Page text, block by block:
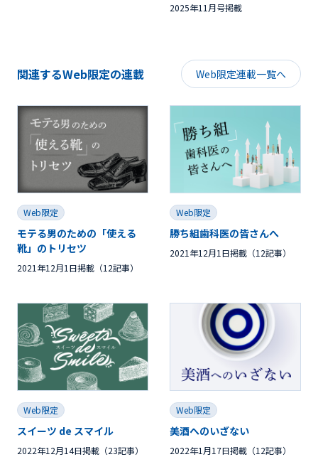
2025年11月号掲載
関連するWeb限定の連載 Web限定連載一覧へ
Web限定
モテる男のための「使える
靴」のトリセツ
2021年12月1日掲載（12記事）
Web限定
勝ち組歯科医の皆さんへ
2021年12月1日掲載（12記事）
Web限定
スイーツ de スマイル
2022年12月14日掲載（23記事）
Web限定
美酒へのいざない
2022年1月17日掲載（12記事）